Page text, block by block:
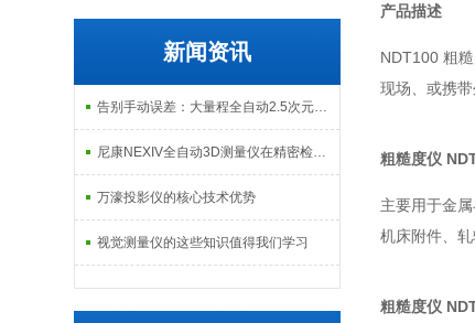
新闻资讯
告别手动误差：大量程全自动2.5次元测量机如何实现高效精密质检？
尼康NEXIV全自动3D测量仪在精密检测中的应用
万濠投影仪的核心技术优势
视觉测量仪的这些知识值得我们学习
产品描述
NDT100 粗
现场、或携
粗糙度仪
主要用于金
机床附件、
粗糙度仪